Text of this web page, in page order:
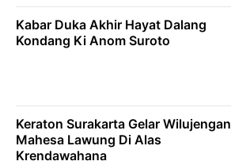
Kabar Duka Akhir Hayat Dalang
Kondang Ki Anom Suroto
Keraton Surakarta Gelar Wilujengan
Mahesa Lawung Di Alas
Krendawahana